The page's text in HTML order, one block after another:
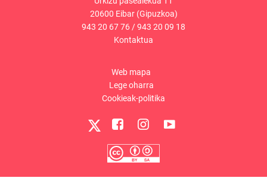
20600 Eibar (Gipuzkoa)
943 20 67 76/943 20 09 18
Kontaktua
Web mapa
Lege oharra
Cookieak-politika